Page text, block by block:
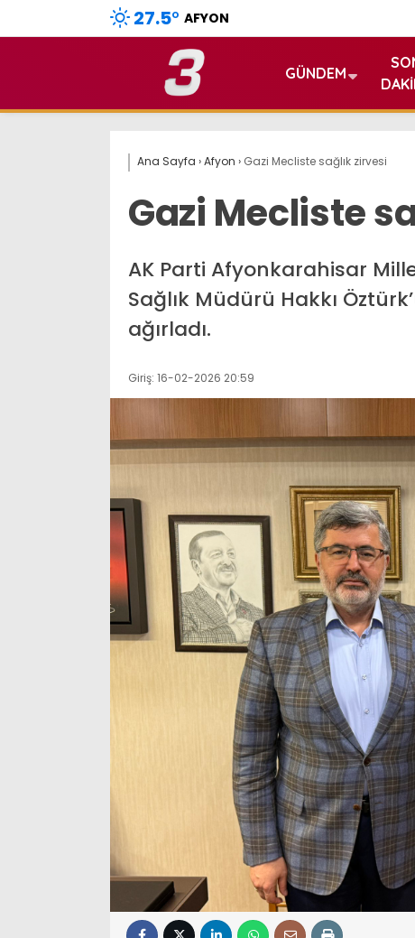
27.5° AFYON
GÜNDEM
Ana Sayfa ›Afyon › Gazi Mecliste sağlık zirvesi
Gazi Mecliste
AK Parti Afyonkarahisar
Sağlık Müdürü Hakkı
ağırladı.
Giriş: 16-02-2026 20:59